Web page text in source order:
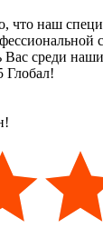
что наш
Вас среди
Глобал!